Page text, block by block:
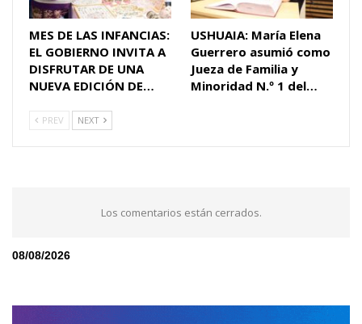
MES DE LAS INFANCIAS:
EL GOBIERNO INVITA A
DISFRUTAR DE UNA
NUEVA EDICIÓN DE…
USHUAIA: María Elena
Guerrero asumió como
Jueza de Familia y
Minoridad N.º 1 del…
PREV NEXT
Los comentarios están cerrados.
08/08/2026